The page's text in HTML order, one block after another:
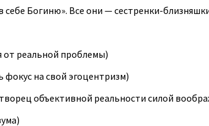
Богиню». Все они — сестренки-
от реальной проблемы)
на свой эгоцентризм)
объективной реальности силой